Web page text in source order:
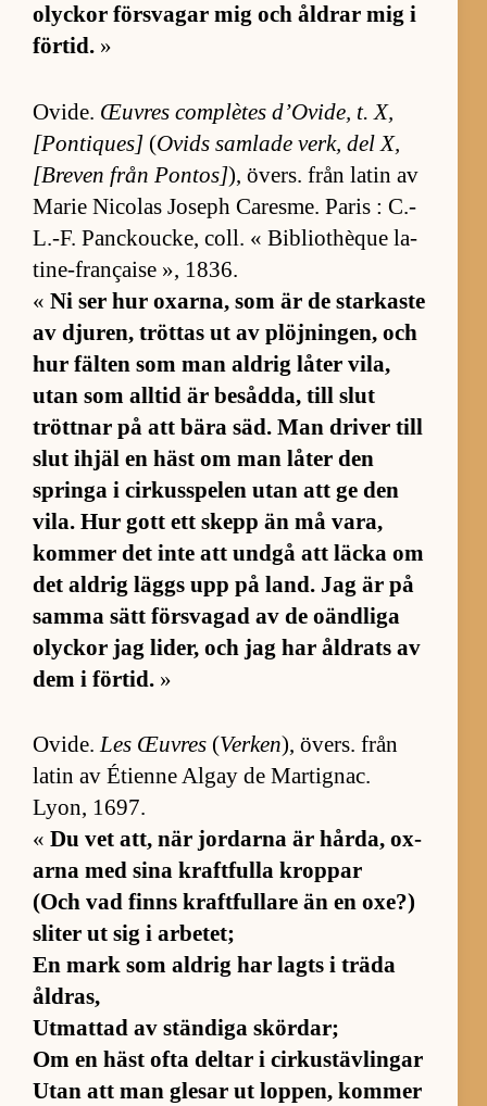
olyckor för­sva­gar mig och åld­rar mig i
för­tid. »
Ovi­de. Œuv­res com­plè­tes d’O­vi­de, t. X,
[Pon­ti­ques] (Ovids sam­lade verk, del X,
[B­re­ven från Pon­tos]), övers. från la­tin av
Marie Ni­co­las Jo­seph Ca­res­me. Pa­ris : C.-
L.-F. Panck­oucke, coll. « Bib­li­ot­hè­que la­
ti­ne-française », 1836.
« Ni ser hur ox­ar­na, som är de star­kaste
av dju­ren, tröt­tas ut av plöj­ning­en, och
hur fäl­ten som man ald­rig lå­ter vi­la,
utan som all­tid är be­såd­da, till slut
trött­nar på att bära säd. Man dri­ver till
slut ihjäl en häst om man lå­ter den
springa i cir­kus­spe­len utan att ge den
vi­la. Hur gott ett skepp än må va­ra,
kom­mer det inte att undgå att läcka om
det ald­rig läggs upp på land. Jag är på
samma sätt för­sva­gad av de oänd­liga
olyckor jag li­der, och jag har åld­rats av
dem i för­tid. »
Ovi­de.Les Œuv­res (Verken), övers. från
la­tin av Éti­enne Al­gay de Martig­nac.
Lyon, 1697.
« Du vet att, när jor­darna är hår­da, ox­
arna med sina kraft­fulla krop­par
(Och vad finns kraft­ful­lare än en ox­e?)
sli­ter ut sig i ar­be­tet;
En mark som ald­rig har lagts i träda
åld­ras,
Ut­mat­tad av stän­diga skör­dar;
Om en häst ofta del­tar i cir­kus­täv­lingar
Utan att man gle­sar ut lop­pen, kom­mer